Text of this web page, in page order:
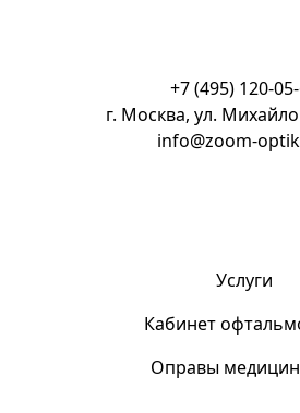
+7 (495) 120-
г. Москва, ул.
info@zoom-
Услуги
Кабинет
Оправы